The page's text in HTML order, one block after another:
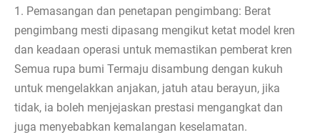
1. Pemasangan dan penetapan pengimbang: Berat
pengimbang mesti dipasang mengikut ketat model kren
dan keadaan operasi untuk memastikan pemberat kren
Semua rupa bumi Termaju disambung dengan kukuh
untuk mengelakkan anjakan, jatuh atau berayun, jika
tidak, ia boleh menjejaskan prestasi mengangkat dan
juga menyebabkan kemalangan keselamatan.